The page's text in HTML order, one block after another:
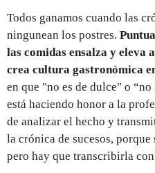
Todos ganamos cuando las
ningunean los postres.
las comidas ensalza y eleva
crea cultura gastronómica
en que "no es de dulce" o
está haciendo honor a la
de analizar el hecho y
la crónica de sucesos,
pero hay que transcribirla